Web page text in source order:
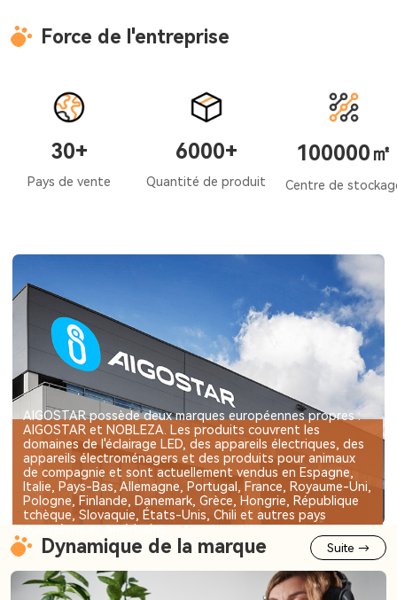
Force de l'entreprise
30+
Pays de vente
6000+
Quantité de produit
100000㎡
Centre de
AIGOSTAR possède deux marques européennes propres :
AIGOSTAR et NOBLEZA. Les produits couvrent les
domaines de l'éclairage LED, des appareils électriques, des
appareils électroménagers et des produits pour animaux
de compagnie et sont actuellement vendus en Espagne,
Italie, Pays-Bas, Allemagne, Portugal, France, Royaume-Uni,
Pologne, Finlande, Danemark, Grèce, Hongrie, République
tchèque, Slovaquie, États-Unis, Chili et autres pays
européens et américains.
Dynamique de la marque Suite →